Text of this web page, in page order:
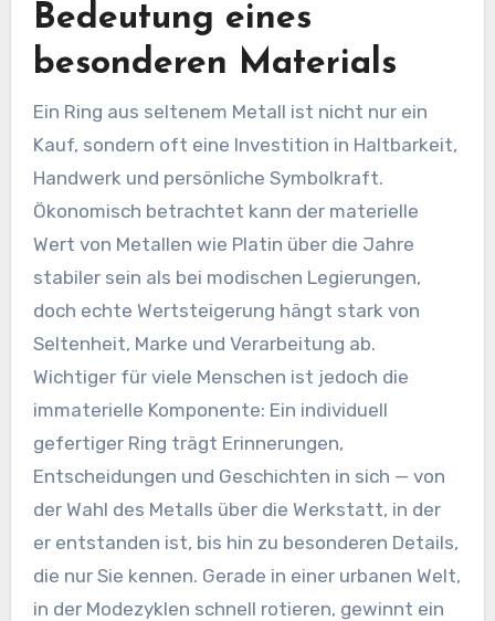
Bedeutung eines
besonderen Materials
Ein Ring aus seltenem Metall ist nicht nur ein
Kauf, sondern oft eine Investition in Haltbarkeit,
Handwerk und persönliche Symbolkraft.
Ökonomisch betrachtet kann der materielle
Wert von Metallen wie Platin über die Jahre
stabiler sein als bei modischen Legierungen,
doch echte Wertsteigerung hängt stark von
Seltenheit, Marke und Verarbeitung ab.
Wichtiger für viele Menschen ist jedoch die
immaterielle Komponente: Ein individuell
gefertiger Ring trägt Erinnerungen,
Entscheidungen und Geschichten in sich — von
der Wahl des Metalls über die Werkstatt, in der
er entstanden ist, bis hin zu besonderen Details,
die nur Sie kennen. Gerade in einer urbanen Welt,
in der Modezyklen schnell rotieren, gewinnt ein